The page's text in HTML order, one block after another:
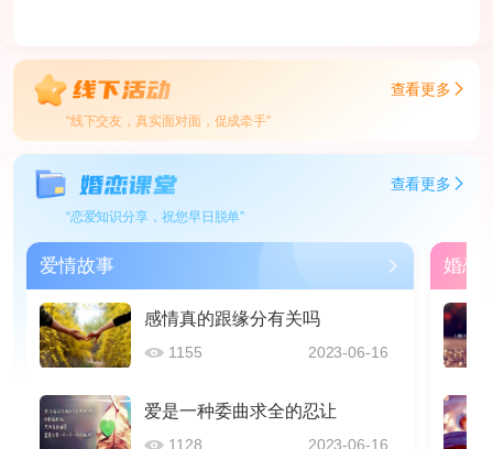
查看更多
“线下交友，真实面对面，促成牵手”
查看更多
“恋爱知识分享，祝您早日脱单”
爱情故事
感情真的跟缘分有关吗
1155 2023-06-16
爱是一种委曲求全的忍让
1128 2023-06-16
婚恋